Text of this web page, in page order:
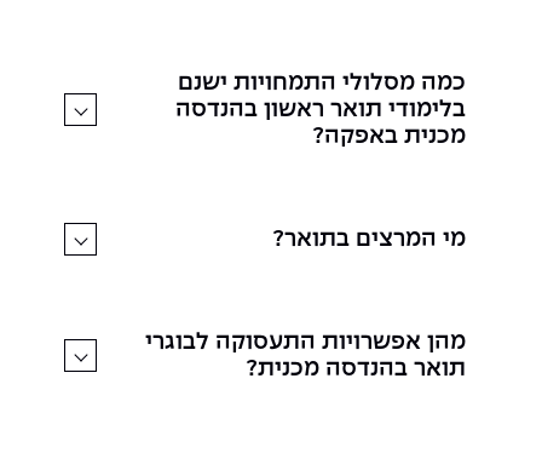
כמה מסלולי התמחויות ישנם
בלימודי תואר ראשון בהנדסה
מכנית באפקה?
מי המרצים בתואר?
מהן אפשרויות התעסוקה לבוגרי
תואר בהנדסה מכנית?